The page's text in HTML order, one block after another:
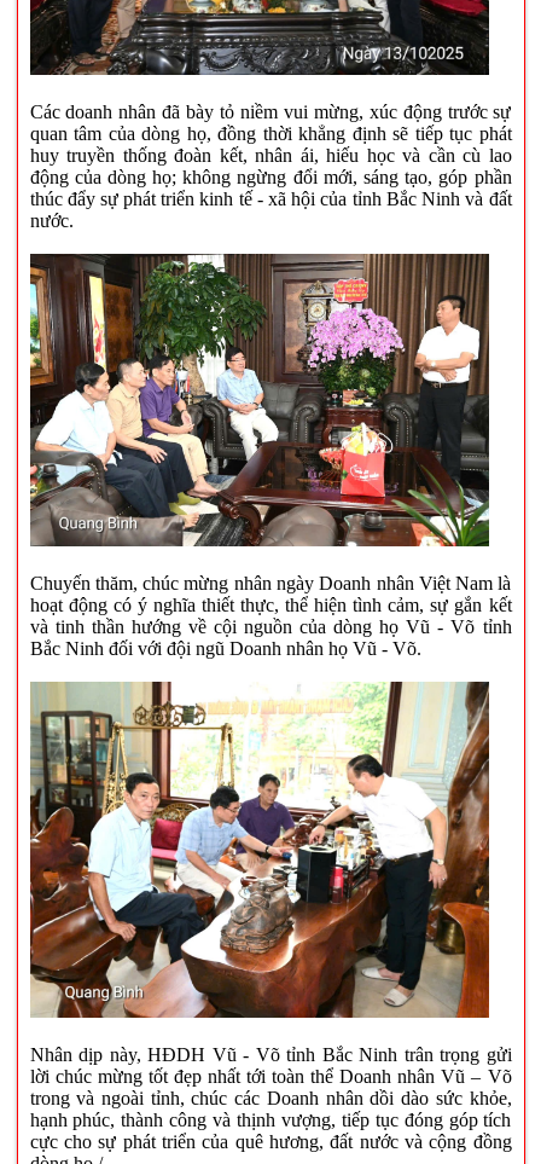
Các doanh nhân đã bày tỏ niềm vui mừng, xúc động trước sự
quan tâm của dòng họ, đồng thời khẳng định sẽ tiếp tục phát
huy truyền thống đoàn kết, nhân ái, hiếu học và cần cù lao
động của dòng họ; không ngừng đổi mới, sáng tạo, góp phần
thúc đẩy sự phát triển kinh tế - xã hội của tỉnh Bắc Ninh và đất
nước.
Chuyến thăm, chúc mừng nhân ngày Doanh nhân Việt Nam là
hoạt động có ý nghĩa thiết thực, thể hiện tình cảm, sự gắn kết
và tinh thần hướng về cội nguồn của dòng họ Vũ - Võ tỉnh
Bắc Ninh đối với đội ngũ Doanh nhân họ Vũ - Võ.
Nhân dịp này, HĐDH Vũ - Võ tỉnh Bắc Ninh trân trọng gửi
lời chúc mừng tốt đẹp nhất tới toàn thể Doanh nhân Vũ – Võ
trong và ngoài tỉnh, chúc các Doanh nhân dồi dào sức khỏe,
hạnh phúc, thành công và thịnh vượng, tiếp tục đóng góp tích
cực cho sự phát triển của quê hương, đất nước và cộng đồng